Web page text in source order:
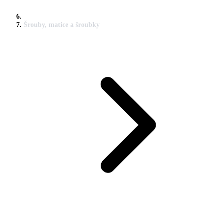
Šrouby, matice a šroubky